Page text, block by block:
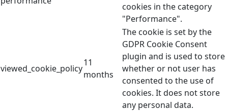
cookies in the category
"Performance".
viewed_cookie_policy
11
months
The cookie is set by the
GDPR Cookie Consent
plugin and is used to store
whether or not user has
consented to the use of
cookies. It does not store
any personal data.